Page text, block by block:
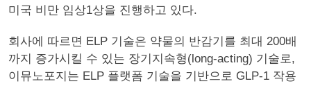
미국 비만 임상1상을 진행하고 있다.
회사에 따르면 ELP 기술은 약물의 반감기를 최대 200배
까지 증가시킬 수 있는 장기지속형(long-acting) 기술로,
이뮤노포지는 ELP 플랫폼 기술을 기반으로 GLP-1 작용